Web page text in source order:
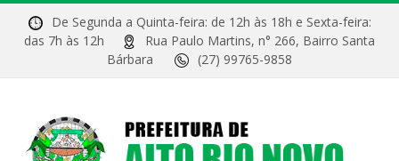
De Segunda a Quinta-feira: de 12h às 18h e Sexta-feira:
das 7h às 12h
Rua Paulo Martins, n° 266, Bairro Santa
Bárbara
(27) 99765-9858